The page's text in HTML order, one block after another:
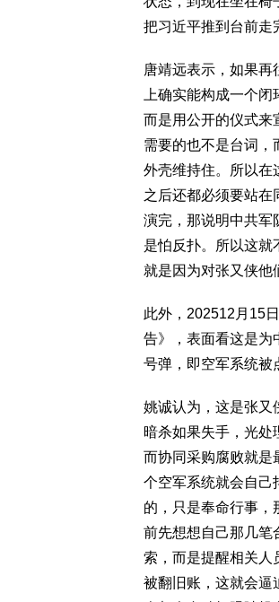
把习近平推到台前走
唐靖远表示，如果
上确实能构成一个
而是用公开的仪式来
需要的也不是台词，
外壳维持住。所以在
之后还都必须要站在
演完，那说明中共军
是怕反扑。所以这就
就是因为对张又侠他
此外，202512月15
告》，表面看这是为
号弹，即空军系统被
姚诚认为，这是张又
暗杀如果失手，光处
而协同采购腐败就是
个空军系统就会自己
的，只是奉命行事，
前先想想自己那几笔
索，而是提醒相关人
被翻旧账，这就会逼